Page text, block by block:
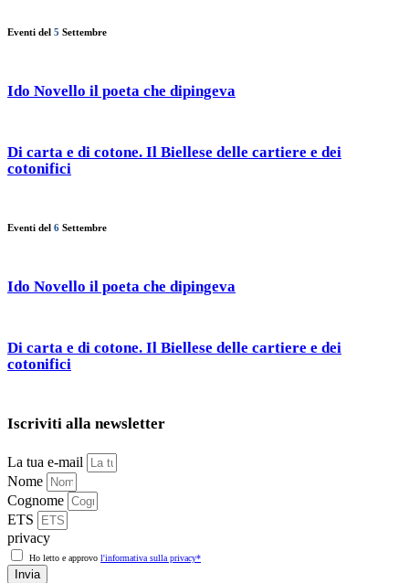
Eventi del 5 Settembre
Ido Novello il poeta che dipingeva
Di carta e di cotone. Il Biellese delle cartiere e dei
cotonifici
Eventi del 6 Settembre
Ido Novello il poeta che dipingeva
Di carta e di cotone. Il Biellese delle cartiere e dei
cotonifici
Iscriviti alla newsletter
La tua e-mail
Nome
Cognome
ETS
privacy
Ho letto e approvo l'informativa sulla privacy*
Invia